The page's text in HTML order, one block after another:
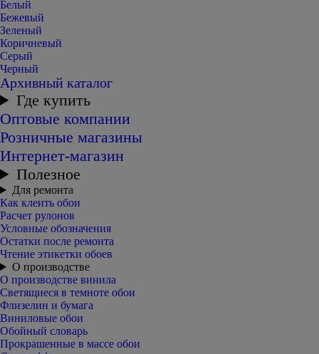
Белый
Бежевый
Зеленый
Коричневый
Серый
Черный
Архивный каталог
Где купить
Оптовые компании
Розничные магазины
Интернет-магазин
Полезное
Для ремонта
Как клеить обои
Расчет рулонов
Условные обозначения
Остатки после ремонта
Чтение этикетки обоев
О производстве
О производстве винила
Светящиеся в темноте обои
Флизелин и бумага
Виниловые обои
Обойный словарь
Прокрашенные в массе обои